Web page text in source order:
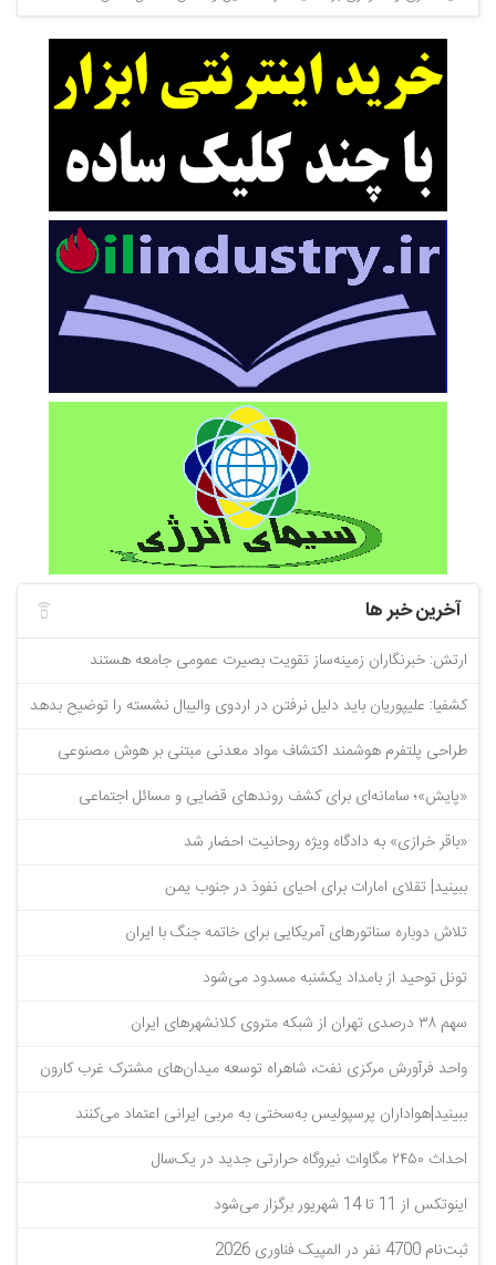
آخرین خبر ها
ارتش: خبرنگاران زمینه‌ساز تقویت بصیرت عمومی جامعه هستند
کشفیا: علیپوریان باید دلیل نرفتن در اردوی والیبال نشسته را توضیح بدهد
طراحی پلتفرم هوشمند اکتشاف مواد معدنی مبتنی بر هوش مصنوعی
«پایش»؛ سامانه‌ای برای کشف روندهای قضایی و مسائل اجتماعی
«باقر خرازی» به دادگاه ویژه روحانیت احضار شد
ببینید| تقلای امارات برای احیای نفوذ در جنوب یمن
تلاش دوباره سناتورهای آمریکایی برای خاتمه جنگ با ایران
تونل توحید از بامداد یکشنبه مسدود می‌شود
سهم ۳۸ درصدی تهران از شبکه متروی کلانشهرهای ایران
واحد فرآورش مرکزی نفت، شاهراه توسعه میدان‌های مشترک غرب کارون
ببینید|هواداران پرسپولیس به‌سختی به مربی ایرانی اعتماد می‌کنند
احداث ۲۴۵۰ مگاوات نیروگاه حرارتی جدید در یک‌سال
اینوتکس از 11 تا 14 شهریور برگزار می‌شود
ثبت‌نام 4700 نفر در المپیک فناوری 2026